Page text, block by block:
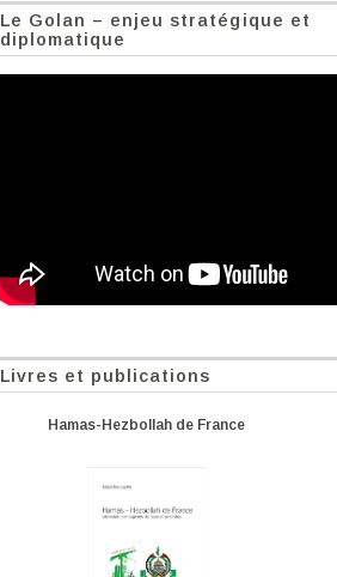
Le Golan – enjeu stratégique et
diplomatique
Livres et publications
Hamas-Hezbollah de France